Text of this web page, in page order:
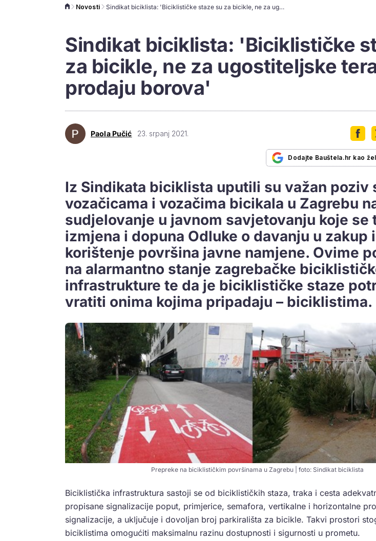
Novosti Sindikat biciklista: 'Biciklističke staze su za bicikle, ne za ugostiteljske terase i prodaju borova'
Sindikat biciklista: 'Biciklističke
za bicikle, ne za ugostiteljske
prodaju borova'
Paola Pučić 23. srpanj 2021.
Dodajte Bauštela.hr kao
Iz Sindikata biciklista uputili su važan poziv
vozačicama i vozačima bicikala u Zagrebu
sudjelovanje u javnom savjetovanju koje se
izmjena i dopuna Odluke o davanju u zakup
korištenje površina javne namjene. Ovime
na alarmantno stanje zagrebačke
infrastrukture te da je biciklističke staze
vratiti onima kojima pripadaju – biciklistima.
Prepreke na biciklističkim površinama u Zagrebu | foto: Sindikat biciklista
Biciklistička infrastruktura sastoji se od biciklističkih staza, traka i cesta
propisane signalizacije poput, primjerice, semafora, vertikalne i horizontalne
signalizacije, a uključuje i dovoljan broj parkirališta za bicikle. Takvi prostori
biciklistima omogućiti maksimalnu razinu dostupnosti i sigurnosti u prometu.